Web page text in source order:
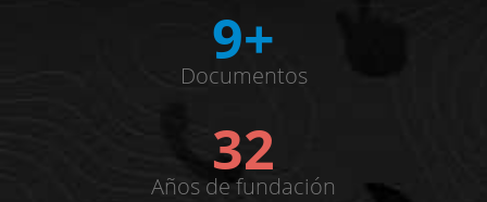
9+
Documentos
32
Años de fundación